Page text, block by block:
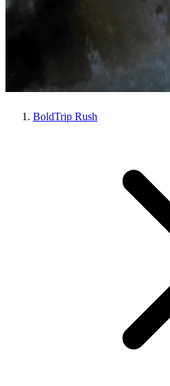
BoldTrip Rush